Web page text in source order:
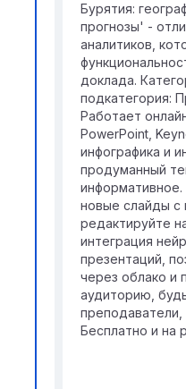
России
Бурятия
и
традиции и
Регион
природными
Байкал, что
потенциала
Бурятия:
прогнозы' -
аналитиков,
доклада.
подкатегория:
Работает
PowerPoint,
инфографика и
продуманный
информативное.
новые слайды
редактируйте
интеграция
презентаций,
через облако и
аудиторию,
Бесплатно и на